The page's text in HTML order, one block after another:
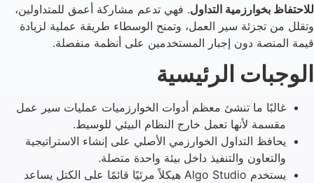
للاحتفاظ بخوارزمية التداول. فهي تدعم مشاركة أعمق للمتداولين،
وتقلل من تجزئة سير العمل، وتمنح الوسطاء طريقة عملية لزيادة
قيمة المنصة دون إجبار المستخدمين على أنظمة منفصلة.
الوجبات الرئيسية
غالبًا ما تنشئ معظم أدوات الخوارزميات عمليات سير عمل
مقسمة لأنها تعمل خارج النظام البيئي للوسيط.
يحافظ التداول الخوارزمي الأصلي على إنشاء الاستراتيجية
والتعاون والتنفيذ داخل بيئة واحدة متصلة.
يستخدم Algo Studio هيكلاً مرئيًا قائمًا على الكتل يساعد